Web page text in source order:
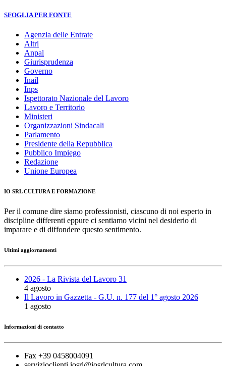
SFOGLIA PER FONTE
Agenzia delle Entrate
Altri
Anpal
Giurisprudenza
Governo
Inail
Inps
Ispettorato Nazionale del Lavoro
Lavoro e Territorio
Ministeri
Organizzazioni Sindacali
Parlamento
Presidente della Repubblica
Pubblico Impiego
Redazione
Unione Europea
IO SRL CULTURA E FORMAZIONE
Per il comune dire siamo professionisti, ciascuno di noi esperto in
discipline differenti eppure ci sentiamo vicini nel desiderio di
imparare e di diffondere questo sentimento.
Ultimi aggiornamenti
2026 - La Rivista del Lavoro 31
4 agosto
Il Lavoro in Gazzetta - G.U. n. 177 del 1° agosto 2026
1 agosto
Informazioni di contatto
Fax +39 0458004091